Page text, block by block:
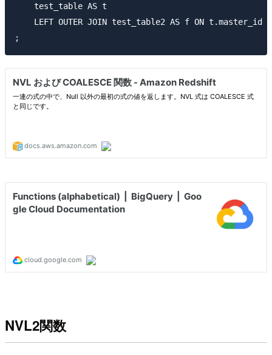
    test_table AS t
LEFT OUTER JOIN test_table2 AS f ON t.master_id
NVL2関数